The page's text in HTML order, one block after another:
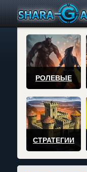
РОЛЕВЫЕ
СТРАТЕГИИ